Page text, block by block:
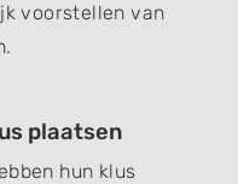
voorstellen van
plaatsen
hun klus